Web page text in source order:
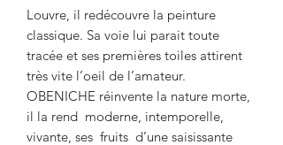
Louvre, il redécouvre la peinture
classique. Sa voie lui parait toute
tracée et ses premières toiles attirent
très vite l’oeil de l’amateur.
OBENICHE réinvente la nature morte,
il la rend moderne, intemporelle,
vivante, ses fruits d’une saisissante